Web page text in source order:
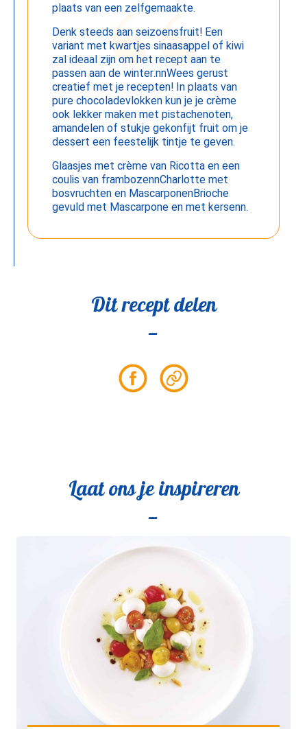
plaats van een zelfgemaakte.
Denk steeds aan seizoensfruit! Een
variant met kwartjes sinaasappel of kiwi
zal ideaal zijn om het recept aan te
passen aan de winter.nnWees gerust
creatief met je recepten! In plaats van
pure chocoladevlokken kun je je crème
ook lekker maken met pistachenoten,
amandelen of stukje gekonfijt fruit om je
dessert een feestelijk tintje te geven.
Glaasjes met crème van Ricotta en een
coulis van frambozennCharlotte met
bosvruchten en MascarponenBrioche
gevuld met Mascarpone en met kersenn.
Dit recept delen
Partager
sur
Partager
le
Laat ons je inspireren